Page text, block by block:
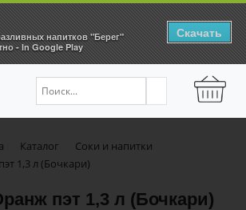
Каталог
Соки и напитки
1,3 л (Бочкари)
пэт 1,3 л (Бочкари)
напитков "Берег"
- In Google Play
Скачать